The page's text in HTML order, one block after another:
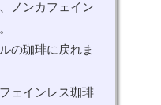
ノンカフェイン
の珈琲に戻れま
ェインレス珈琲